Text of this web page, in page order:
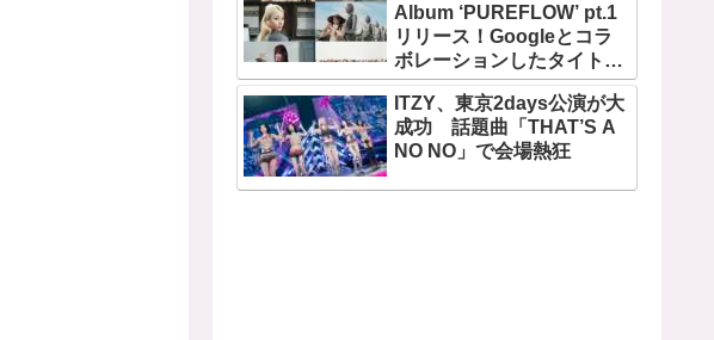
Album ‘PUREFLOW’ pt.1
リリース！Googleとコラ
ボレーションしたタイトル
曲「BOOMPALA」MVも公
開
ITZY、東京2days公演が大
成功 話題曲「THAT’S A
NO NO」で会場熱狂